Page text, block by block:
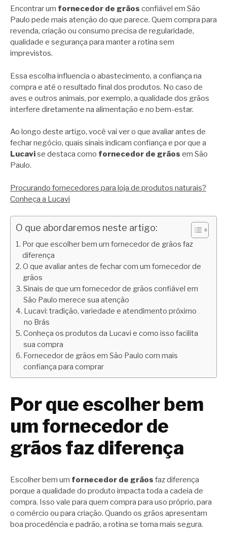
Encontrar um fornecedor de grãos confiável em São
Paulo pede mais atenção do que parece. Quem compra para
revenda, criação ou consumo precisa de regularidade,
qualidade e segurança para manter a rotina sem
imprevistos.
Essa escolha influencia o abastecimento, a confiança na
compra e até o resultado final dos produtos. No caso de
aves e outros animais, por exemplo, a qualidade dos grãos
interfere diretamente na alimentação e no bem-estar.
Ao longo deste artigo, você vai ver o que avaliar antes de
fechar negócio, quais sinais indicam confiança e por que a
Lucavise destaca como fornecedor de grãos em São
Paulo.
Procurando fornecedores para loja de produtos naturais?
Conheça a Lucavi
O que abordaremos neste artigo:
Por que escolher bem um fornecedor de grãos faz
diferença
O que avaliar antes de fechar com um fornecedor de
grãos
Sinais de que um fornecedor de grãos confiável em
São Paulo merece sua atenção
Lucavi: tradição, variedade e atendimento próximo
no Brás
Conheça os produtos da Lucavi e como isso facilita
sua compra
Fornecedor de grãos em São Paulo com mais
confiança para comprar
Por que escolher bem
um fornecedor de
grãos faz diferença
Escolher bem um fornecedor de grãos faz diferença
porque a qualidade do produto impacta toda a cadeia de
compra. Isso vale para quem compra para uso próprio, para
o comércio ou para criação. Quando os grãos apresentam
boa procedência e padrão, a rotina se torna mais segura.